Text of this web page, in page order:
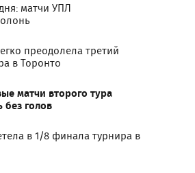
матчи УПЛ
преодолела третий
в Торонто
матчи второго тура
без голов
в 1/8 финала турнира в